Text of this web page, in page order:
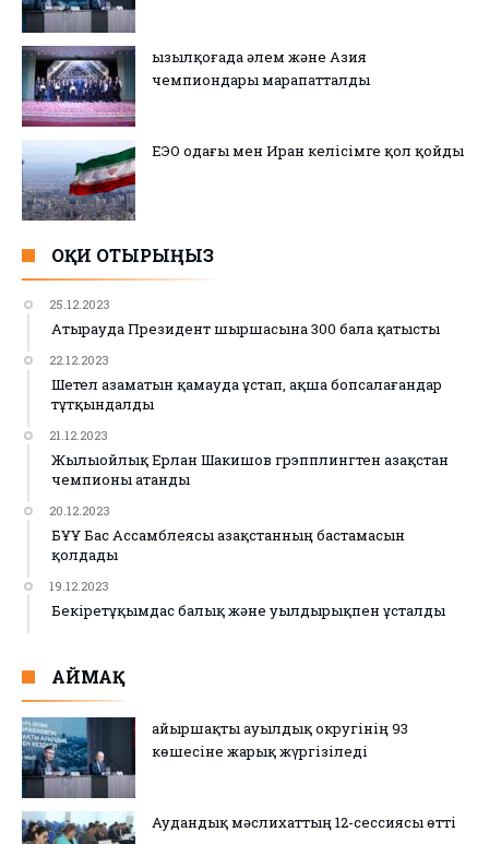
Қызылқоғада әлем және Азия
чемпиондары марапатталды
ЕЭО одағы мен Иран келісімге қол қойды
ОҚИ ОТЫРЫҢЫЗ
25.12.2023
Атырауда Президент шыршасына 300 бала қатысты
22.12.2023
Шетел азаматын қамауда ұстап, ақша бопсалағандар
тұтқындалды
21.12.2023
Жылыойлық Ерлан Шакишов грэпплингтен Қазақстан
чемпионы атанды
20.12.2023
БҰҰ Бас Ассамблеясы Қазақстанның бастамасын
қолдады
19.12.2023
Бекіретұқымдас балық және уылдырықпен ұсталды
АЙМАҚ
Қайыршақты ауылдық округінің 93
көшесіне жарық жүргізіледі
Аудандық мәслихаттың 12-сессиясы өтті